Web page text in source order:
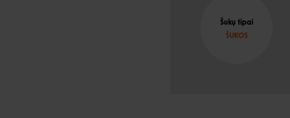
Šukų tipai
ŠUKOS